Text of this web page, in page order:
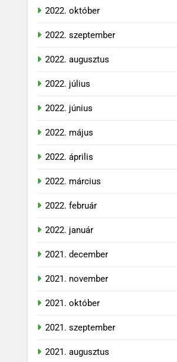
2022. október
2022. szeptember
2022. augusztus
2022. július
2022. június
2022. május
2022. április
2022. március
2022. február
2022. január
2021. december
2021. november
2021. október
2021. szeptember
2021. augusztus